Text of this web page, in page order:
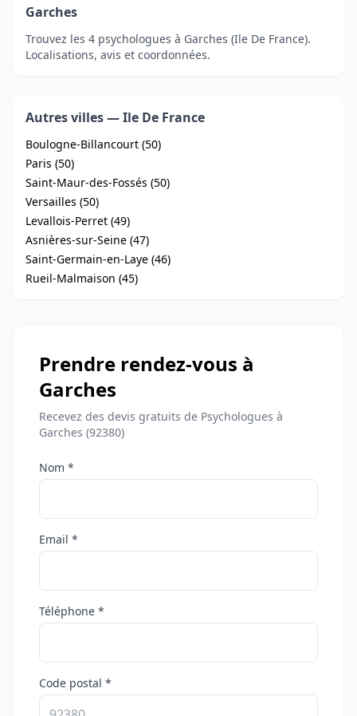
Garches
Trouvez les 4 psychologues à Garches (Ile De France).
Localisations, avis et coordonnées.
Autres villes — Ile De France
Boulogne-Billancourt (50)
Paris (50)
Saint-Maur-des-Fossés (50)
Versailles (50)
Levallois-Perret (49)
Asnières-sur-Seine (47)
Saint-Germain-en-Laye (46)
Rueil-Malmaison (45)
Prendre rendez-vous à
Garches
Recevez des devis gratuits de Psychologues à
Garches (92380)
Nom *
Email *
Téléphone *
Code postal *